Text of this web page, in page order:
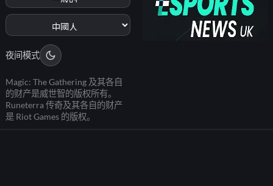
夜间模式
Magic: The Gathering 及其各自
的财产是威世智的版权所有。
Runeterra 传奇及其各自的财产
是 Riot Games 的版权。